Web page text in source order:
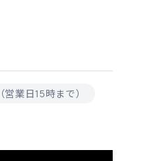
業日15時まで）